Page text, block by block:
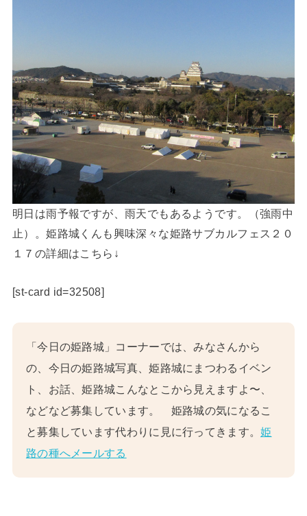
明日は雨予報ですが、雨天でもあるようです。（強雨中
止）。姫路城くんも興味深々な姫路サブカルフェス２０
１７の詳細はこちら↓
[st-card id=32508]
「今日の姫路城」コーナーでは、みなさんから
の、今日の姫路城写真、姫路城にまつわるイベン
ト、お話、姫路城こんなとこから見えますよ〜、
などなど募集しています。 姫路城の気になるこ
と募集しています代わりに見に行ってきます。姫
路の種へメールする